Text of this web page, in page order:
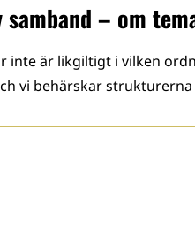
samband – om
inte är likgiltigt i vilken
vi behärskar